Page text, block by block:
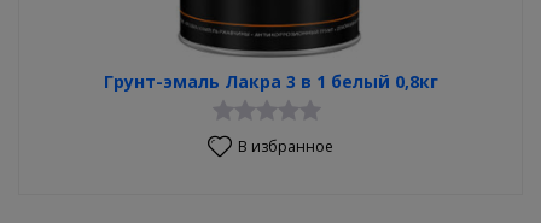
Грунт-эмаль Лакра 3 в 1 белый 0,8кг
В избранное